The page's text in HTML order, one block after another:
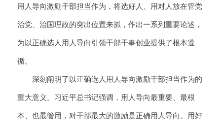
用人导向激励干部担当作为，将选好人、用对人放在管党
治党、治国理政的突出位置来抓，作出一系列重要论述，
为以正确选人用人导向引领干部干事创业提供了根本遵
循。
深刻阐明了以正确选人用人导向激励干部担当作为的
重大意义。习近平总书记强调，用人导向最重要、最根
本、也最管用，对干部最大的激励是正确用人导向。用好